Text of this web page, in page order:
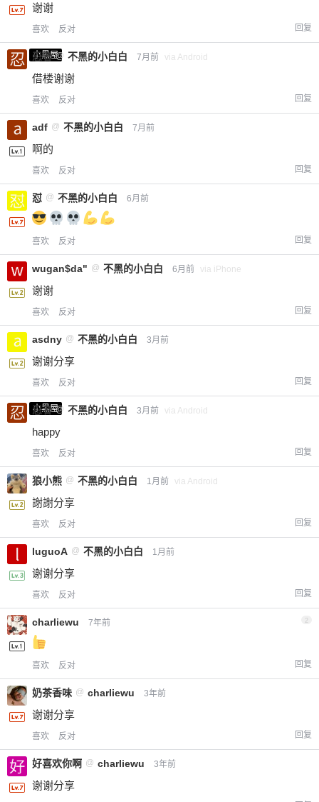
谢谢
喜欢 反对 回复
小黑屋
忍者 @ 不黑的小白白 7月前 via Android
借楼谢谢
喜欢 反对 回复
adf @ 不黑的小白白 7月前
啊的
喜欢 反对 回复
怼 @ 不黑的小白白 6月前
喜欢 反对 回复
wugan$da" @ 不黑的小白白 6月前 via iPhone
谢谢
喜欢 反对 回复
asdny @ 不黑的小白白 3月前
谢谢分享
喜欢 反对 回复
小黑屋
忍者 @ 不黑的小白白 3月前 via Android
happy
喜欢 反对 回复
狼小熊 @ 不黑的小白白 1月前 via Android
謝謝分享
喜欢 反对 回复
luguoA @ 不黑的小白白 1月前
谢谢分享
喜欢 反对 回复
charliewu 7年前 2
喜欢 反对 回复
奶茶香味 @ charliewu 3年前
谢谢分享
喜欢 反对 回复
好喜欢你啊 @ charliewu 3年前
谢谢分享